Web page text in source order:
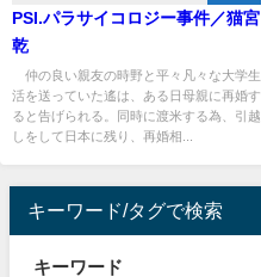
PSI.パラサイコロジー事件／猫宮
乾
仲の良い親友の時野と平々凡々な大学生
活を送っていた遙は、ある日母親に再婚す
ると告げられる。同時に渡米する為、引越
しをして日本に残り、再婚相...
キーワード/タグで検索
キーワード